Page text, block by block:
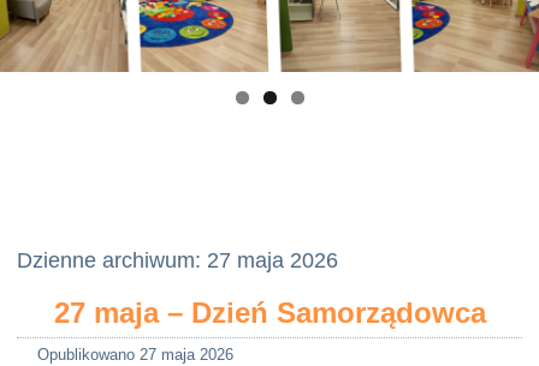
Dzienne archiwum: 27 maja 2026
27 maja – Dzień Samorządowca
Opublikowano 27 maja 2026